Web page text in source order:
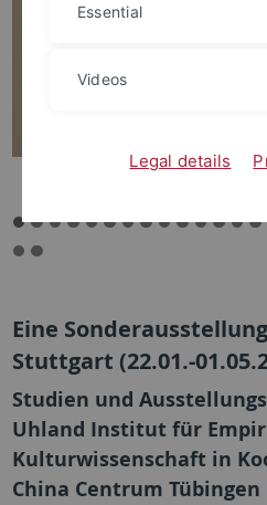
Eine
Stuttgart (22.01.-
Studien und
Uhland Institut für
Kulturwissenschaft in
China Centrum Tübingen
Essential
Videos
Legal details